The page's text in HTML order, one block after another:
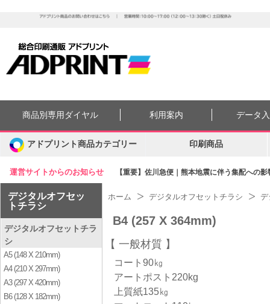
運営サイトからのお知らせ 【重要】佐川急便｜熊本地震に伴う集配への
商品別専用ダイヤル 利用案内 データ
アドプリント商品カテゴリー 印刷商品
デジタルオフセッ
トチラシ
デジタルオフセットチラ
シ
A5 (148 X 210mm)
A4 (210 X 297mm)
A3 (297 X 420mm)
B6 (128 X 182mm)
ホーム デジタルオフセットチラシ デ
B4 (257 X 364mm)
一般材質
コート90㎏
アートポスト220kg
上質紙135㎏